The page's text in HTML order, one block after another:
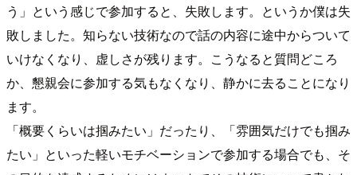
う」という感じで参加すると、失敗します。というか僕は失
敗しました。知らない技術なので話の内容に途中からついて
いけなくなり、虚しさが残ります。こうなると質問どころ
か、懇親会に参加する気もなくなり、静かに去ることになり
ます。
「概要くらいは掴みたい」だったり、「雰囲気だけでも掴み
たい」といった軽いモチベーションで参加する場合でも、そ